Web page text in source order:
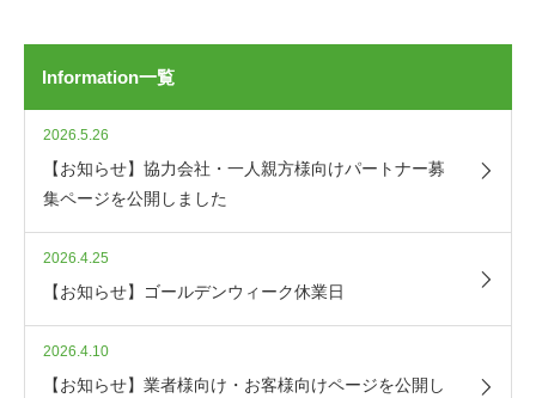
Information一覧
2026.5.26
【お知らせ】協力会社・一人親方様向けパートナー募
集ページを公開しました
2026.4.25
【お知らせ】ゴールデンウィーク休業日
2026.4.10
【お知らせ】業者様向け・お客様向けページを公開し